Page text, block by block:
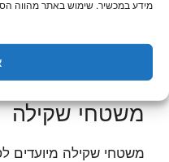
מידע במכשיר. שימוש באתר מהווה
בתרכובת המיוצרת
עוד יותר לבדוק כי הוא
בתחום ושהוא עומד בכל
משטחי שקילה
משטחי שקילה מיועדים